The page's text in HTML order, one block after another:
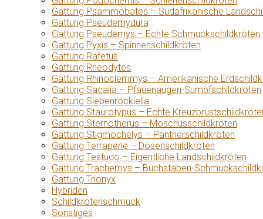
Gattung Psammobates – Südafrikanische
Gattung Pseudemydura
Gattung Pseudemys – Echte Schmuckschildkröten
Gattung Pyxis – Spinnenschildkröten
Gattung Rafetus
Gattung Rheodytes
Gattung Rhinoclemmys – Amerikanische
Gattung Sacalia – Pfauenaugen-Sumpfschildkröten
Gattung Siebenrockiella
Gattung Staurotypus – Echte
Gattung Sternotherus – Moschusschildkröten
Gattung Stigmochelys – Pantherschildkröten
Gattung Terrapene – Dosenschildkröten
Gattung Testudo – Eigentliche Landschildkröten
Gattung Trachemys – Buchstaben-
Gattung Trionyx
Hybriden
Schildkrötenschmuck
Sonstiges